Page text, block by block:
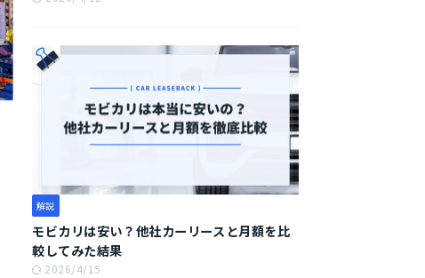
解説
モビカリは安い？他社カーリースと月額を比
較してみた結果
2026/4/15